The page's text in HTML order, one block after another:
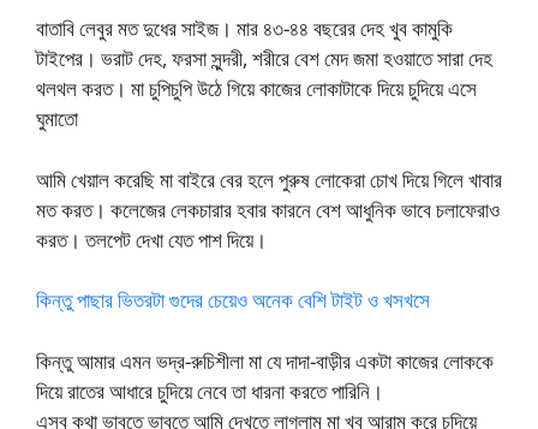
বাতাবি লেবুর মত দুধের সাইজ। মার ৪৩-৪৪ বছরের দেহ খুব কামুকি
টাইপের। ভরাট দেহ, ফরসা সুন্দরী, শরীরে বেশ মেদ জমা হওয়াতে সারা দেহ
থলথল করত। মা চুপিচুপি উঠে গিয়ে কাজের লোকাটাকে দিয়ে চুদিয়ে এসে
ঘুমাতো
আমি খেয়াল করেছি মা বাইরে বের হলে পুরুষ লোকেরা চোখ দিয়ে গিলে খাবার
মত করত। কলেজের লেকচারার হবার কারনে বেশ আধুনিক ভাবে চলাফেরাও
করত। তলপেট দেখা যেত পাশ দিয়ে।
কিন্তু পাছার ভিতরটা গুদের চেয়েও অনেক বেশি টাইট ও খসখসে
কিন্তু আমার এমন ভদ্র-রুচিশীলা মা যে দাদা-বাড়ীর একটা কাজের লোককে
দিয়ে রাতের আধারে চুদিয়ে নেবে তা ধারনা করতে পারিনি।
এসব কথা ভাবতে ভাবতে আমি দেখতে লাগলাম মা খুব আরাম করে চুদিয়ে